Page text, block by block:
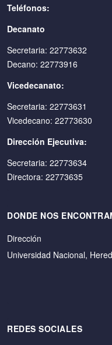
Teléfonos:
Decanato
Secretaria: 22773632
Decano: 22773916
Vicedecanato:
Secretaria: 22773631
Vicedecano: 22773630
Dirección Ejecutiva:
Secretaria: 22773634
Directora: 22773635
DONDE NOS
Dirección
Universidad Nacional,
REDES SOCIALES